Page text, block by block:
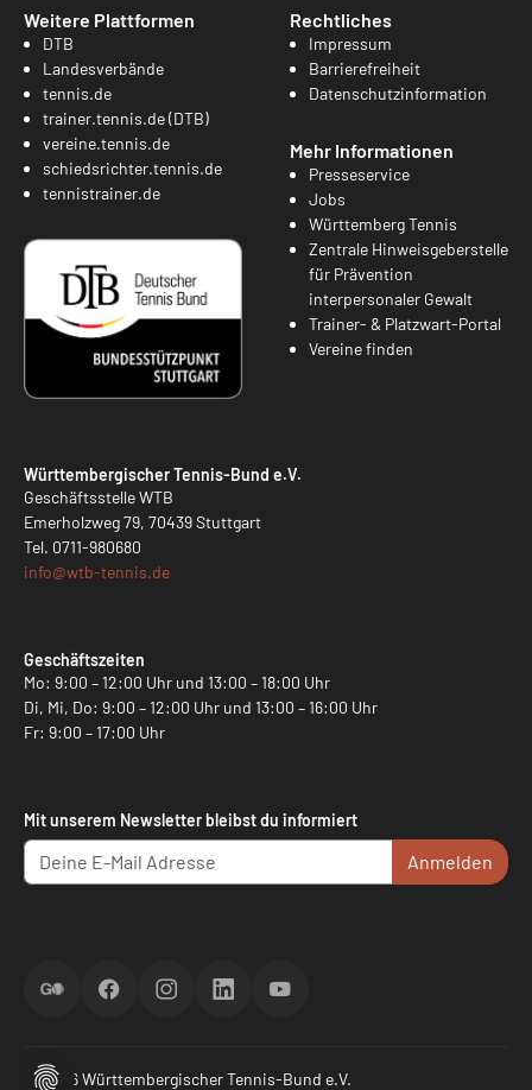
Weitere Plattformen
DTB
Landesverbände
tennis.de
trainer.tennis.de (DTB)
vereine.tennis.de
schiedsrichter.tennis.de
tennistrainer.de
Rechtliches
Impressum
Barrierefreiheit
Datenschutzinformation
Mehr Informationen
Presseservice
Jobs
Württemberg Tennis
Zentrale Hinweisgeberstelle
für Prävention
interpersonaler Gewalt
Trainer- & Platzwart-Portal
Vereine finden
Württembergischer Tennis-Bund e.V.
Geschäftsstelle WTB
Emerholzweg 79, 70439 Stuttgart
Tel. 0711-980680
info@wtb-tennis.de
Geschäftszeiten
Mo: 9:00 – 12:00 Uhr und 13:00 – 18:00 Uhr
Di, Mi, Do: 9:00 – 12:00 Uhr und 13:00 – 16:00 Uhr
Fr: 9:00 – 17:00 Uhr
Mit unserem Newsletter bleibst du informiert
Anmelden
ScoreGOFacebookInstagramLinkedInYouTube
© 2026 Württembergischer Tennis-Bund e.V.